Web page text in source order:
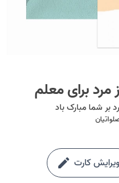
برای معلم
بر شما مبارک باد
ویرایش کارت